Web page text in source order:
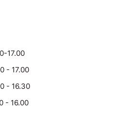
17.00
- 17.00
- 16.30
- 16.00